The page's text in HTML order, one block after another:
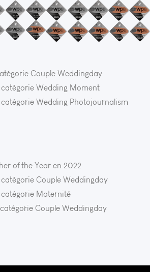
Couple Weddingday
Wedding Moment
Wedding Photojournalism
of the Year en 2022
Couple Weddingday
Maternité
Couple Weddingday